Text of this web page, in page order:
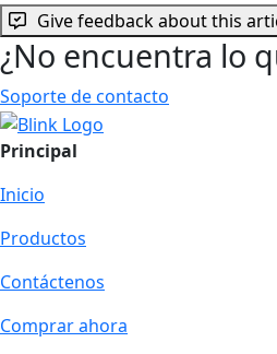
Give feedback about this
¿No encuentra lo
Soporte de contacto
Principal
Inicio
Productos
Contáctenos
Comprar ahora